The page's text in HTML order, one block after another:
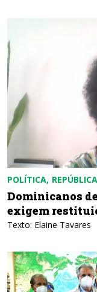
POLÍTICA
Dominicanos
exigem
Texto: Elaine Tavares